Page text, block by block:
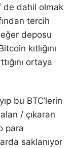
de dahil olmak
tercih
deposu
kıtlığını
ortaya
bu BTC’lerin
/ çıkaran
para
saklanıyor